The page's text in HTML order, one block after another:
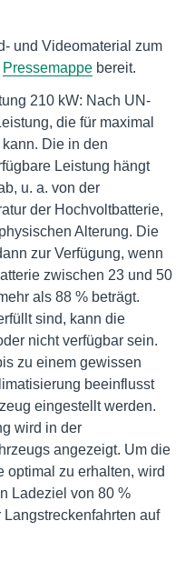
und Videomaterial zum
Pressemappe bereit.
210 kW: Nach UN-
die für maximal
Die in den
Leistung hängt
u. a. von der
der Hochvoltbatterie,
Alterung. Die
zur Verfügung, wenn
zwischen 23 und 50
als 88 % beträgt.
sind, kann die
nicht verfügbar sein.
zu einem gewissen
beeinflusst
eingestellt werden.
wird in der
angezeigt. Um die
optimal zu erhalten, wird
Ladeziel von 80 %
auf